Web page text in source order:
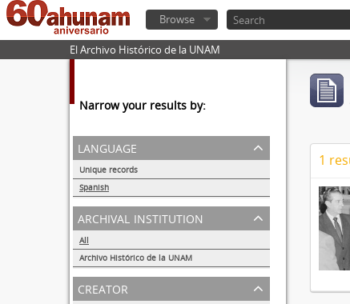
Browse
El Archivo Histórico de la UNAM
Narrow your results by:
language
Unique records
Spanish
1
archival institution
All
Archivo Histórico de la UNAM
1
creator
1